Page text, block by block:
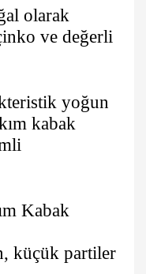
olarak
ve değerli
yoğun
kabak
Kabak
küçük partiler